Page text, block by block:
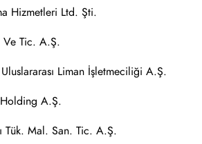
Hizmetleri Ltd. Şti.
Ve Tic. A.Ş.
Liman İşletmeciliği A.Ş.
A.Ş.
Tük. Mal. San. Tic. A.Ş.